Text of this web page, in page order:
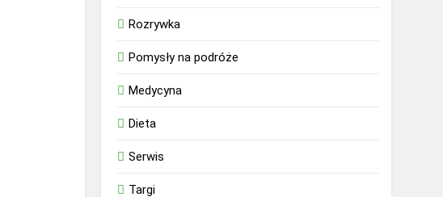
Rozrywka
Pomysły na podróże
Medycyna
Dieta
Serwis
Targi